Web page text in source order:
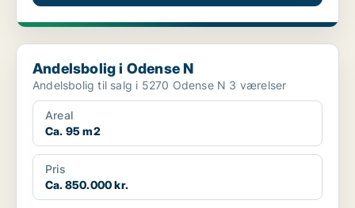
Andelsbolig i Odense N
Andelsbolig i Odense N
Andelsbolig til salg i 5270 Odense N 3 værelser
Areal
Ca. 95 m2
Pris
Ca. 850.000 kr.